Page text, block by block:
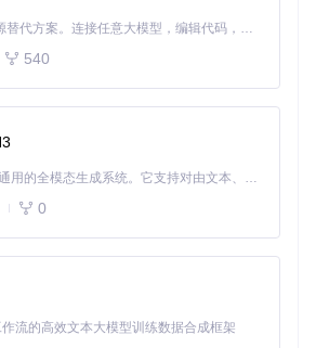
-审核-发布-归档"，通过拖拽操作实现内
送。
管理
企业级Vue看板的技术路径
们对比了dragula与sortable.js两个主流
的原因在于：它提供了更简洁的API设
拖拽，且体积更小（gzip后仅10KB）。对
架的引入则解决了复杂状态逻辑的可维
语法使状态流转规则更加清晰可审计。
Claude Code 的开源替代方案。连接任意大模型，编辑代码，运行命令，自动验证 — 全自动执行。用 Rust 构建，极致性能。 ｜ An open-source alternative to Claude Code. Connect any LLM, edit code, run commands, and verify changes — autonomously. Built in Rust for speed. Get Started
540
MiniMax H3 是一个通用的全模态生成系统。它支持对由文本、图像、视频和音频组成的多模态上下文进行统一理解，并能生成分辨率高达 2K、时长可达 15 秒的带原生立体声音频的视频。得益于面向任务泛化的系统设计，H3 在预训练阶段就已具备广泛的多模态上下文理解与生成能力，能够出色地执行复杂的多模态指令。
0
流的高效文本大模型训练数据合成框架